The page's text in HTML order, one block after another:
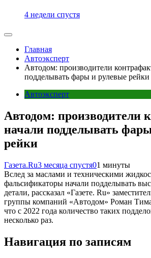
4 недели спустя
Главная
Автоэксперт
Автодом: производители
подделывать фары и рулевые рейки
Автоэксперт
Автодом: производители
начали подделывать
рейки
Газета.Ru3 месяца спустя01 минуты
Вслед за маслами и техническими
фальсификаторы начали подделывать
детали, рассказал «Газете. Ru»
группы компаний «Автодом» Роман
что c 2022 года количество таких
несколько раз.
Навигация по записям